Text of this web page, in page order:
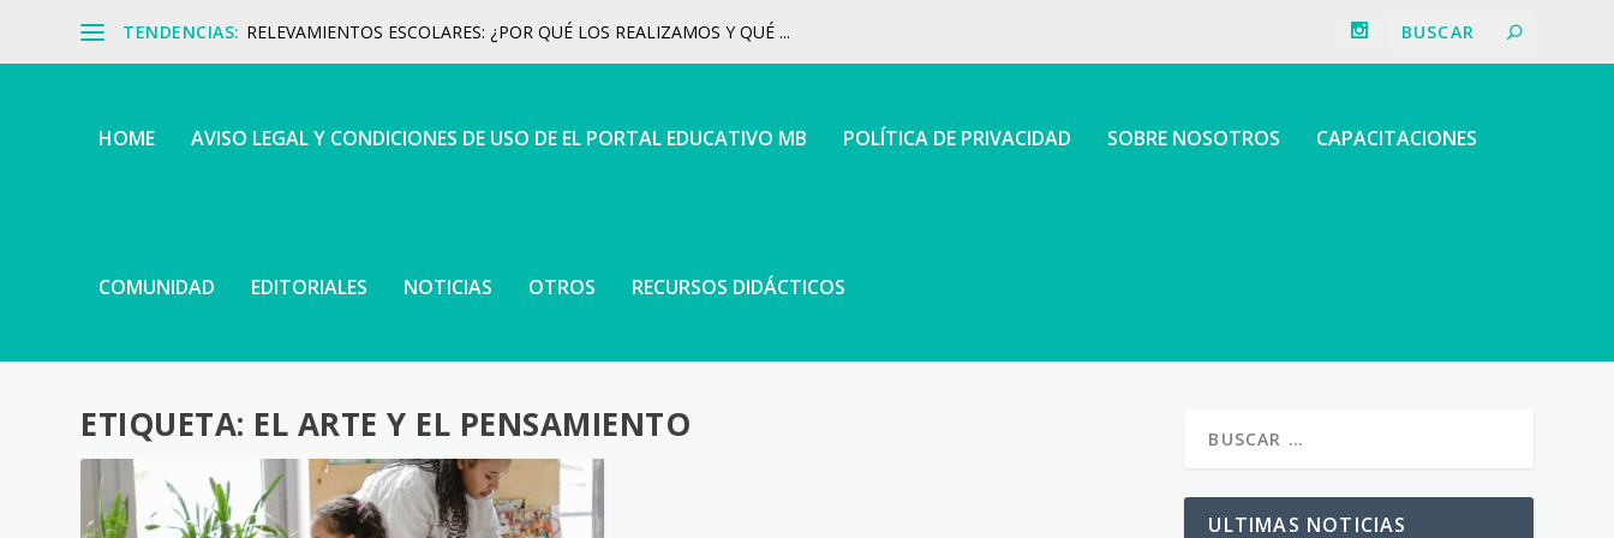
TENDENCIAS: RELEVAMIENTOS ESCOLARES: ¿POR QUÉ LOS REALIZAMOS Y QUÉ ...
HOME AVISO LEGAL Y CONDICIONES DE USO DE EL PORTAL EDUCATIVO MB POLÍTICA DE PRIVACIDAD SOBRE NOSOTROS CAPACITACIONES
COMUNIDAD EDITORIALES NOTICIAS OTROS RECURSOS DIDÁCTICOS
ETIQUETA: EL ARTE Y EL PENSAMIENTO
ULTIMAS NOTICIAS